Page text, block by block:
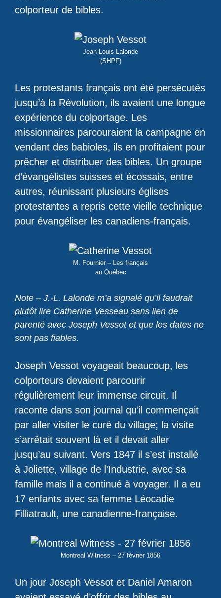
colporteur de bibles.
Jean-Louis Lalonde
(SHPF)
Les protestants français ont été persécutés
jusqu’à la Révolution, ils avaient une longue
expérience du colportage. Les
missionnaires parcouraient la campagne en
vendant des babioles, ils en profitaient pour
prêcher et distribuer des bibles. Un groupe
d’évangélistes suisses et écossais, entre
autres, réunissant plusieurs églises
protestantes a repris cette vieille technique
pour évangéliser les canadiens-français.
M. Fournier – Les français
au Québec
Note – J.-L. Lalonde m’a signalé qu’il faudrait
plutôt lire Catherine Vesseau sans lien de
parenté avec Joseph Vessot et que les dates ne
sont pas fiables.
Joseph Vessot voyageait beaucoup, les
colporteurs devaient parcourir
régulièrement leur immense circuit. Il
raconte dans son journal qu’il commençait
par aller visiter le curé du village; la visite
s’arrêtait souvent là et il devait aller
jusqu’au suivant. Vers 1847 il s’est installé
à Joliette, village de l’Industrie, avec sa
famille mais il a continué à voyager. Il a eu
17 enfants avec sa femme Léocadie
Filliatrault, une canadienne-française.
Montreal Witness – 27 février 1856
Un jour Joseph Vessot et Daniel Amaron